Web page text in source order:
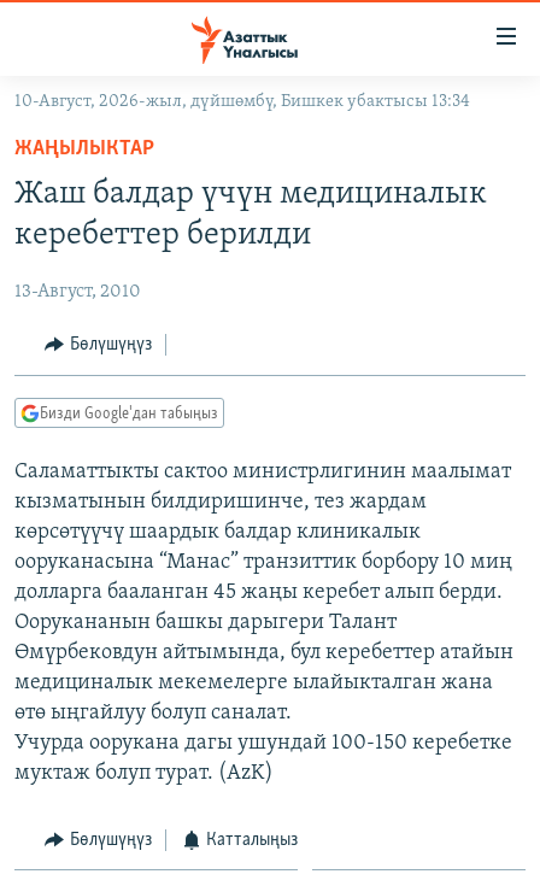
Навигацияга
өтүңүз
Издөөгө
салыңыз
КЫРГЫЗСТАН
КЫРГЫЗСТАН
ЭКОНОМИКА
МАДАНИЯТ
БОРБОР АЗИЯ
УКРАИНА
АТАЙЫН ИЛИКТӨӨ
ТВ ПРОГРАММАЛАР
ЭКСПЕРТТЕР ТАЛДАЙТ
БИЗ ЖАНА ДҮЙНӨ
ЭЖЕ-СИҢДИЛЕР
АЗАТТЫК+
ЫҢГАЙСЫЗ СУРООЛОР
ӨЗГӨЧӨ ПИКИР
Русский
ОНЛАЙН ШЕРИНЕ
ЭЕ/АРнун бардык сайттары
10-Август, 2026-жыл, дүйшөмбү, Бишкек убактысы 13:34
ЖАҢЫЛЫКТАР
Жаш балдар үчүн медициналык
керебеттер берилди
13-Август, 2010
Бөлүшүңүз
Бизди Google'дан табыңыз
Саламаттыкты сактоо министрлигинин маалымат
кызматынын билдиришинче, тез жардам
көрсөтүүчү шаардык балдар клиникалык
ооруканасына “Манас” транзиттик борбору 10 миң
долларга бааланган 45 жаңы керебет алып берди.
Оорукананын башкы дарыгери Талант
Өмүрбековдун айтымында, бул керебеттер атайын
медициналык мекемелерге ылайыкталган жана
өтө ыңгайлуу болуп саналат.
Учурда оорукана дагы ушундай 100-150 керебетке
муктаж болуп турат. (AzK)
Бөлүшүңүз Катталыңыз